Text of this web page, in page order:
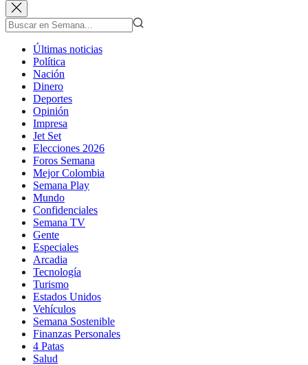
Últimas noticias
Política
Nación
Dinero
Deportes
Opinión
Impresa
Jet Set
Elecciones 2026
Foros Semana
Mejor Colombia
Semana Play
Mundo
Confidenciales
Semana TV
Gente
Especiales
Arcadia
Tecnología
Turismo
Estados Unidos
Vehículos
Semana Sostenible
Finanzas Personales
4 Patas
Salud